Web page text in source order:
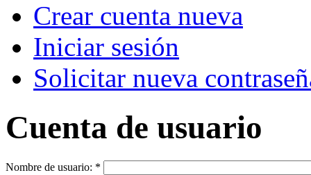
Crear cuenta nueva
Iniciar sesión
Solicitar nueva
Cuenta de usuario
Nombre de usuario: *